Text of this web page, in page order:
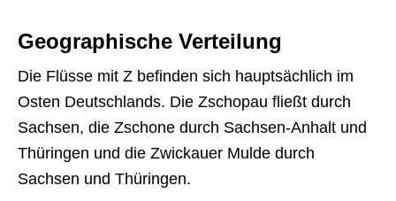
Geographische Verteilung
Die Flüsse mit Z befinden sich hauptsächlich im
Osten Deutschlands. Die Zschopau fließt durch
Sachsen, die Zschone durch Sachsen-Anhalt und
Thüringen und die Zwickauer Mulde durch
Sachsen und Thüringen.